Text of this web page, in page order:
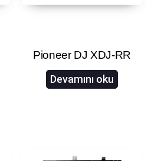
Pioneer DJ XDJ-RR
Devamını oku